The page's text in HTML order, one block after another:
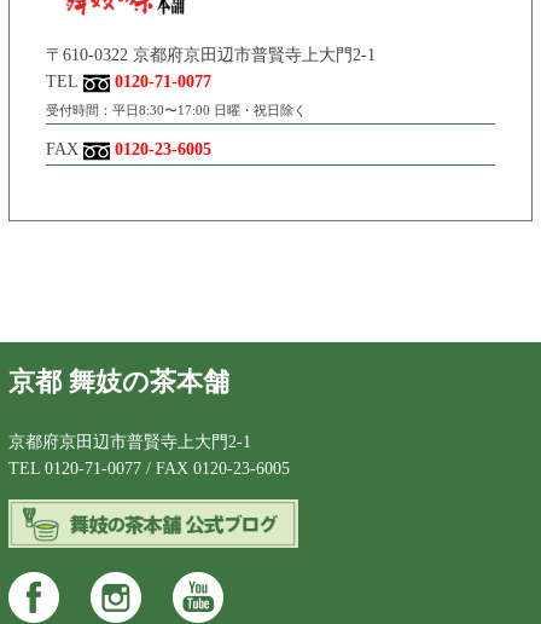
〒610-0322 京都府京田辺市普賢寺上大門2-1
TEL
0120-71-0077
受付時間：平日8:30〜17:00 日曜・祝日除く
FAX 0120-23-6005
京都 舞妓の茶本舗
京都府京田辺市普賢寺上大門2-1
TEL 0120-71-0077 / FAX 0120-23-6005